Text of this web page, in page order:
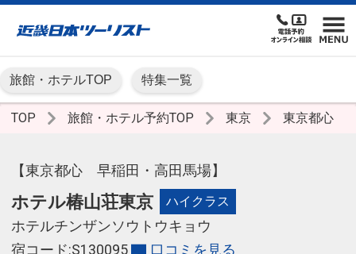
旅館・ホテルTOP 特集一覧
TOP 旅館・ホテル予約TOP 東京 東京都心
【東京都心 早稲田・高田馬場】
ホテル椿山荘東京 ハイクラス
ホテルチンザンソウトウキョウ
宿コード:S130095
口コミを見る